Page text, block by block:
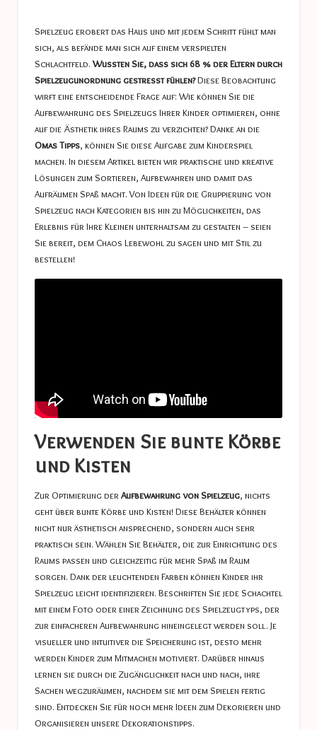
s
t
u
c
e
s
Spielzeug erobert das Haus und mit jedem Schritt fühlt man
sich, als befände man sich auf einem verspielten
Schlachtfeld.Wussten Sie, dass sich 68 % der Eltern durch
Spielzeugunordnung gestresst fühlen?Diese Beobachtung
wirft eine entscheidende Frage auf: Wie können Sie die
Aufbewahrung des Spielzeugs Ihrer Kinder optimieren, ohne
auf die Ästhetik ihres Raums zu verzichten? Danke an die
Omas Tipps, können Sie diese Aufgabe zum Kinderspiel
machen. In diesem Artikel bieten wir praktische und kreative
Lösungen zum Sortieren, Aufbewahren und damit das
Aufräumen Spaß macht. Von Ideen für die Gruppierung von
Spielzeug nach Kategorien bis hin zu Möglichkeiten, das
Erlebnis für Ihre Kleinen unterhaltsam zu gestalten – seien
Sie bereit, dem Chaos Lebewohl zu sagen und mit Stil zu
bestellen!
Verwenden Sie bunte Körbe
und Kisten
Zur Optimierung derAufbewahrung von Spielzeug, nichts
geht über bunte Körbe und Kisten! Diese Behälter können
nicht nur ästhetisch ansprechend, sondern auch sehr
praktisch sein. Wählen Sie Behälter, die zur Einrichtung des
Raums passen und gleichzeitig für mehr Spaß im Raum
sorgen. Dank der leuchtenden Farben können Kinder ihr
Spielzeug leicht identifizieren. Beschriften Sie jede Schachtel
mit einem Foto oder einer Zeichnung des Spielzeugtyps, der
zur einfacheren Aufbewahrung hineingelegt werden soll. Je
visueller und intuitiver die Speicherung ist, desto mehr
werden Kinder zum Mitmachen motiviert. Darüber hinaus
lernen sie durch die Zugänglichkeit nach und nach, ihre
Sachen wegzuräumen, nachdem sie mit dem Spielen fertig
sind. Entdecken Sie für noch mehr Ideen zum Dekorieren und
Organisieren unsereDekorationstipps.